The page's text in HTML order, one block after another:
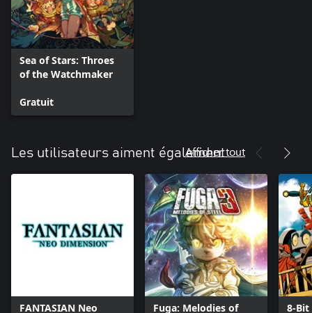
Sea of Stars: Throes
of the Watchmaker
Gratuit
Les utilisateurs aiment également
Afficher tout
FANTASIAN Neo
Fuga: Melodies of
8-Bit